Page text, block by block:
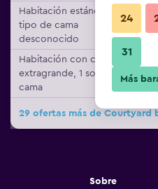
Habitación estándar,
tipo de cama
desconocido
Habitación con cama
extragrande, 1 sofá
cama
29 ofertas más de Courtyard
Sobre
24
31
Más